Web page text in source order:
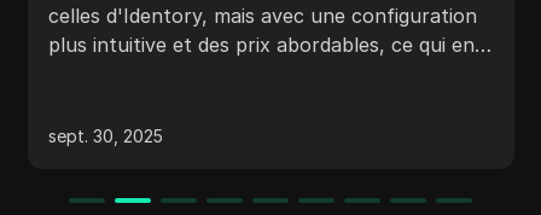
celles d'Identory, mais avec une configuration
plus intuitive et des prix abordables, ce qui en
sept. 30, 2025